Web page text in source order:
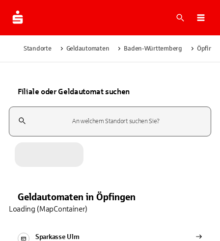
Suche
Standorte Geldautomaten Baden-Württemberg
Filiale oder Geldautomat suchen
Suchfeld
Geldautomaten in Öpfingen
Sparkasse Ulm
Loading (MapContainer)